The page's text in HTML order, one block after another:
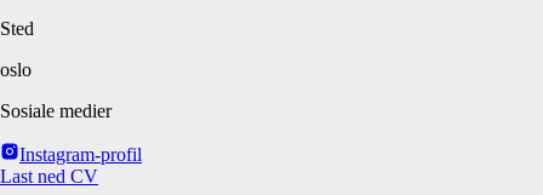
Sted
oslo
Sosiale medier
Instagram-profil
Last ned CV